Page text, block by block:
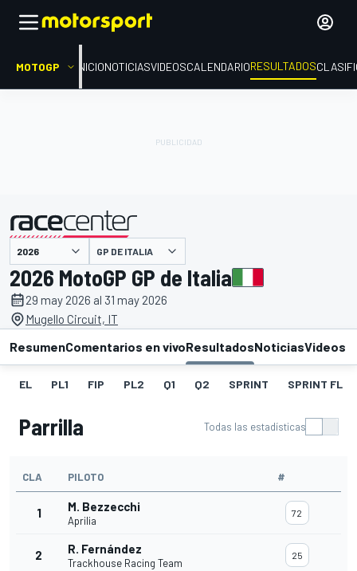
MOTOGP INICIONOTICIASVIDEOSCALENDARIORESULTADOS
presentado por GP DE ITALIA
2026 MotoGP GP de Italia
29 may 2026 al 31 may 2026
Mugello Circuit, IT
ResumenComentarios en vivoResultadosNoticiasVideos
EL PL1 FIP PL2 Q1 Q2 SPRINT SPRINT FL
Parrilla Todas las estadísticas
CLA PILOTO #
1 M. Bezzecchi
Aprilia
72
2 R. Fernández
Trackhouse Racing Team
25